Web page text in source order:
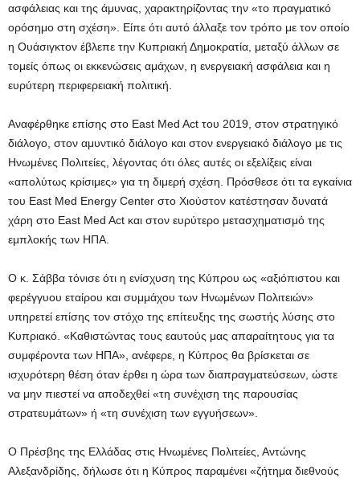
ασφάλειας και της άμυνας, χαρακτηρίζοντας την «το πραγματικό
ορόσημο στη σχέση». Είπε ότι αυτό άλλαξε τον τρόπο με τον οποίο
η Ουάσιγκτον έβλεπε την Κυπριακή Δημοκρατία, μεταξύ άλλων σε
τομείς όπως οι εκκενώσεις αμάχων, η ενεργειακή ασφάλεια και η
ευρύτερη περιφερειακή πολιτική.
Αναφέρθηκε επίσης στο East Med Act του 2019, στον στρατηγικό
διάλογο, στον αμυντικό διάλογο και στον ενεργειακό διάλογο με τις
Ηνωμένες Πολιτείες, λέγοντας ότι όλες αυτές οι εξελίξεις είναι
«απολύτως κρίσιμες» για τη διμερή σχέση. Πρόσθεσε ότι τα εγκαίνια
του East Med Energy Center στο Χιούστον κατέστησαν δυνατά
χάρη στο East Med Act και στον ευρύτερο μετασχηματισμό της
εμπλοκής των ΗΠΑ.
Ο κ. Σάββα τόνισε ότι η ενίσχυση της Κύπρου ως «αξιόπιστου και
φερέγγυου εταίρου και συμμάχου των Ηνωμένων Πολιτειών»
υπηρετεί επίσης τον στόχο της επίτευξης της σωστής λύσης στο
Κυπριακό. «Καθιστώντας τους εαυτούς μας απαραίτητους για τα
συμφέροντα των ΗΠΑ», ανέφερε, η Κύπρος θα βρίσκεται σε
ισχυρότερη θέση όταν έρθει η ώρα των διαπραγματεύσεων, ώστε
να μην πιεστεί να αποδεχθεί «τη συνέχιση της παρουσίας
στρατευμάτων» ή «τη συνέχιση των εγγυήσεων».
Ο Πρέσβης της Ελλάδας στις Ηνωμένες Πολιτείες, Αντώνης
Αλεξανδρίδης, δήλωσε ότι η Κύπρος παραμένει «ζήτημα διεθνούς